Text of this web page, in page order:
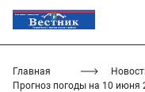
Главная
Прогноз погоды на 10 июня